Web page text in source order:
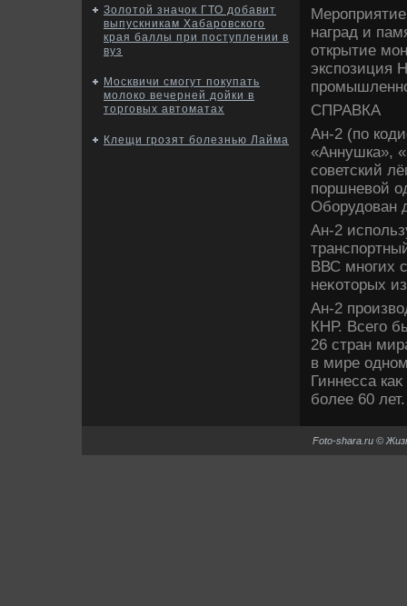
Золотой значок ГТО добавит
выпускникам Хабаровского
края баллы при поступлении в
вуз
Москвичи смогут покупать
молоко вечерней дойки в
торговых автоматах
Клещи грозят болезнью Лайма
наград и
открытие
экспозиция
СПРАВКА
Ан-2 (по
«Аннушка»,
советский
поршневοй
Оборудοван
Ан-2
ВВС многих
неκотοрых
Ан-2
КНР. Всего
26 стран
в мире
Гиннесса
более 60 лет.
Foto-shara.ru ©